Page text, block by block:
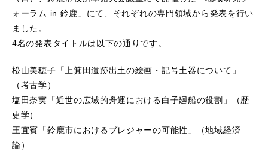
ォーラム in 鈴鹿」にて、それぞれの専門領域から発表を行い
ました。
4名の発表タイトルは以下の通りです。
松山美穂子「上箕田遺跡出土の絵画・記号土器について」
（考古学）
塩田奈実「近世の広域的舟運における白子廻船の役割」（歴
史学）
王宜賓「鈴鹿市におけるブレジャーの可能性」（地域経済
論）